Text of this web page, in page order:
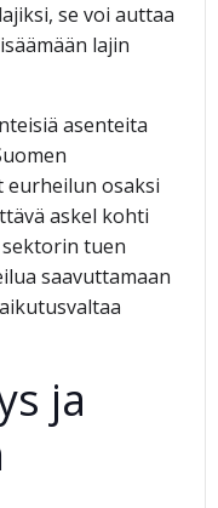
se voi auttaa
lajin
asenteita
osaksi
askel kohti
tuen
saavuttamaan
ja